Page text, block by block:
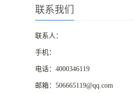
联系我们
联系人：
手机：
电话：4000346119
邮箱：506665119@qq.com